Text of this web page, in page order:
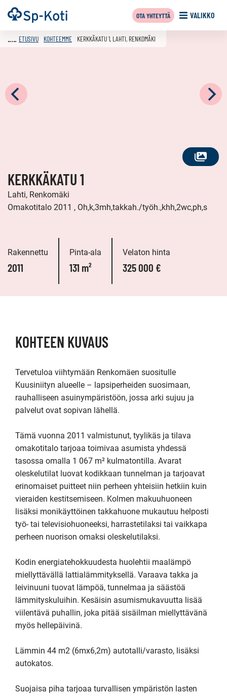
Siirry
sisältöön
Etusivu VALIKKO
OTA YHTEYTTÄ
KATSO
ETUSIVU KOHTEEMME KERKKÄKATU 1, LAHTI, RENKOMÄKI
KERKKÄKATU 1
Lahti, Renkomäki
Omakotitalo 2011 , Oh,k,3mh,takkah./työh.,khh,2wc,ph,s
Rakennettu
2011
Pinta-ala
131 m²
Velaton hinta
325 000 €
KOHTEEN KUVAUS
Tervetuloa viihtymään Renkomäen suositulle
Kuusiniityn alueelle – lapsiperheiden suosimaan,
rauhalliseen asuinympäristöön, jossa arki sujuu ja
palvelut ovat sopivan lähellä.
Tämä vuonna 2011 valmistunut, tyylikäs ja tilava
omakotitalo tarjoaa toimivaa asumista yhdessä
tasossa omalla 1 067 m² kulmatontilla. Avarat
oleskelutilat luovat kodikkaan tunnelman ja tarjoavat
erinomaiset puitteet niin perheen yhteisiin hetkiin kuin
vieraiden kestitsemiseen. Kolmen makuuhuoneen
lisäksi monikäyttöinen takkahuone mukautuu helposti
työ- tai televisiohuoneeksi, harrastetilaksi tai vaikkapa
perheen nuorison omaksi oleskelutilaksi.
Kodin energiatehokkuudesta huolehtii maalämpö
miellyttävällä lattialämmityksellä. Varaava takka ja
leivinuuni tuovat lämpöä, tunnelmaa ja säästöä
lämmityskuluihin. Kesäisin asumismukavuutta lisää
viilentävä puhallin, joka pitää sisäilman miellyttävänä
myös hellepäivinä.
Lämmin 44 m2 (6mx6,2m) autotalli/varasto, lisäksi
autokatos.
Suojaisa piha tarjoaa turvallisen ympäristön lasten